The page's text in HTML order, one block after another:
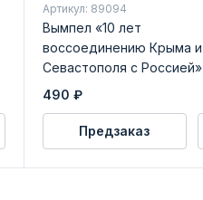
Артикул: 89094
Вымпел «10 лет
воссоединению Крыма и
Севастополя с Россией»
490 ₽
Предзаказ